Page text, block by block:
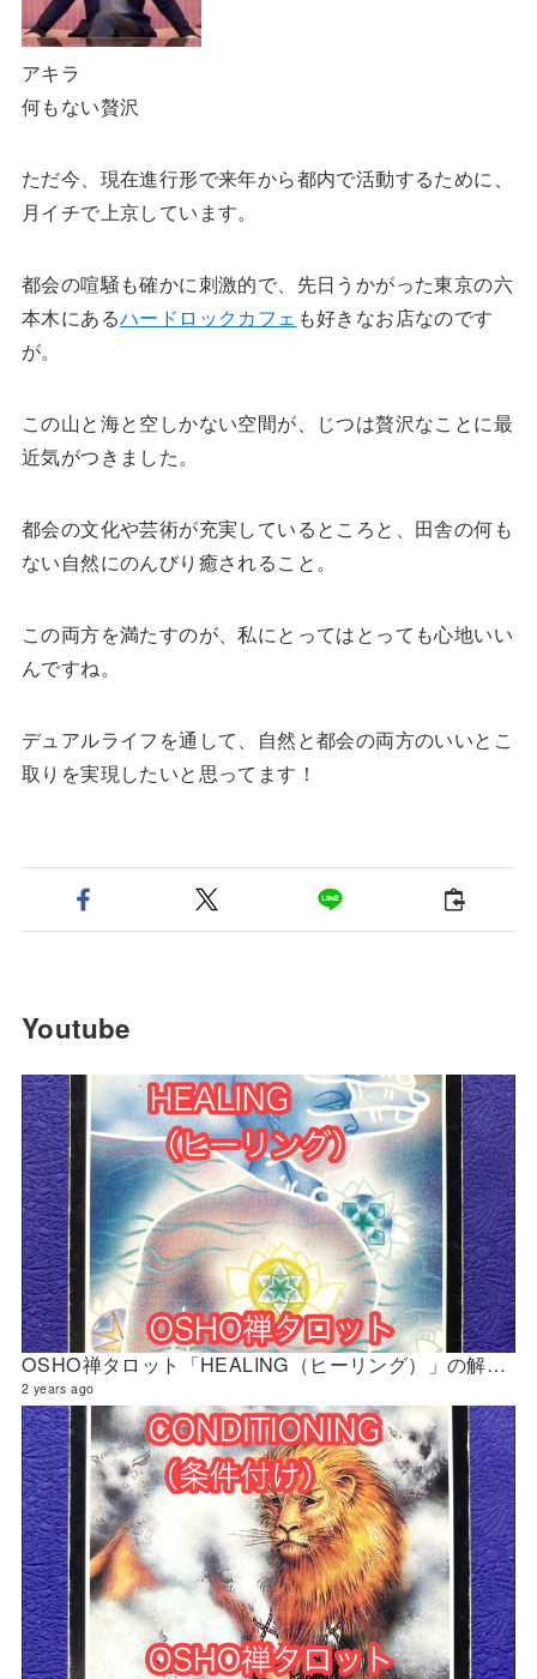
アキラ
何もない贅沢
ただ今、現在進行形で来年から都内で活動するために、
月イチで上京しています。
都会の喧騒も確かに刺激的で、先日うかがった東京の六
本木にあるハードロックカフェ も好きなお店なのです
が。
この山と海と空しかない空間が、じつは贅沢なことに最
近気がつきました。
都会の文化や芸術が充実しているところと、田舎の何も
ない自然にのんびり癒されること。
この両方を満たすのが、私にとってはとっても心地いい
んですね。
デュアルライフを通して、自然と都会の両方のいいとこ
取りを実現したいと思ってます！
Youtube
OSHO禅タロット「HEALING（ヒーリング）」の解説 2024年5月の門鑑定（官門）
2 years ago